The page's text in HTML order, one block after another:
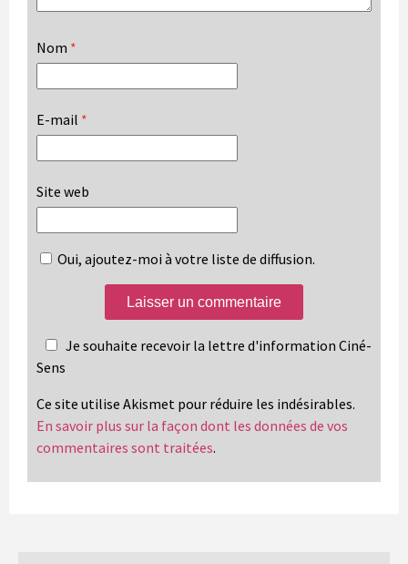
Nom *
E-mail *
Site web
Oui, ajoutez-moi à votre liste de diffusion.
Je souhaite recevoir la lettre d'information Ciné-
Sens
Ce site utilise Akismet pour réduire les indésirables.
En savoir plus sur la façon dont les données de vos
commentaires sont traitées.